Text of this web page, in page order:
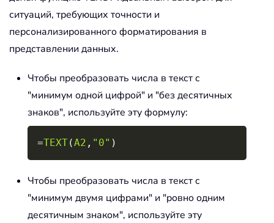
ситуаций, требующих точности и
персонализированного форматирования в
представлении данных.
Чтобы преобразовать числа в текст с
"минимум одной цифрой" и "без десятичных
знаков", используйте эту формулу:
=TEXT(A2 , "0" )
Чтобы преобразовать числа в текст с
"минимум двумя цифрами" и "ровно одним
десятичным знаком", используйте эту